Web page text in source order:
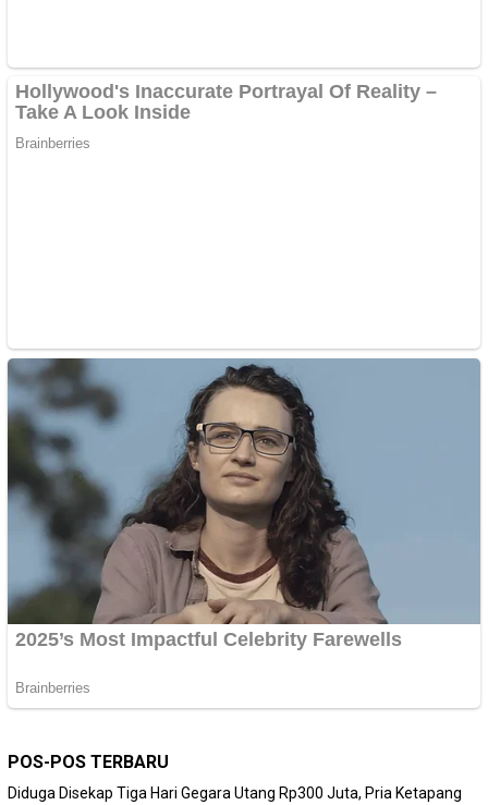
POS-POS TERBARU
Diduga Disekap Tiga Hari Gegara Utang Rp300 Juta, Pria Ketapang